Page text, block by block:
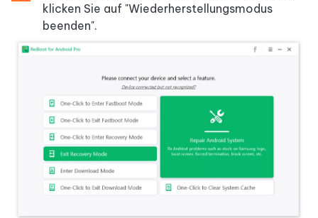
klicken Sie auf "Wiederherstellungsmodus
beenden".